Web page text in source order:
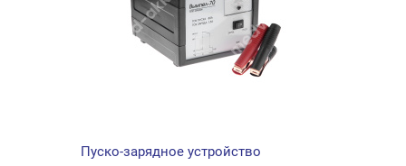
Пуско-зарядное устройство